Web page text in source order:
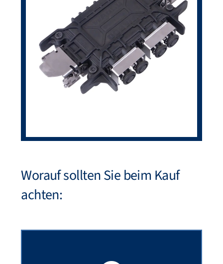
Worauf sollten Sie beim Kauf
achten: